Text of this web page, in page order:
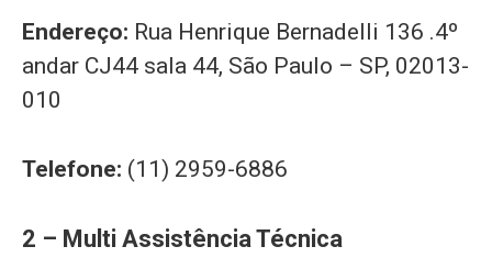
Endereço: Rua Henrique Bernadelli 136 .4º
andar CJ44 sala 44, São Paulo – SP, 02013-
010
Telefone: (11) 2959-6886
2 – Multi Assistência Técnica